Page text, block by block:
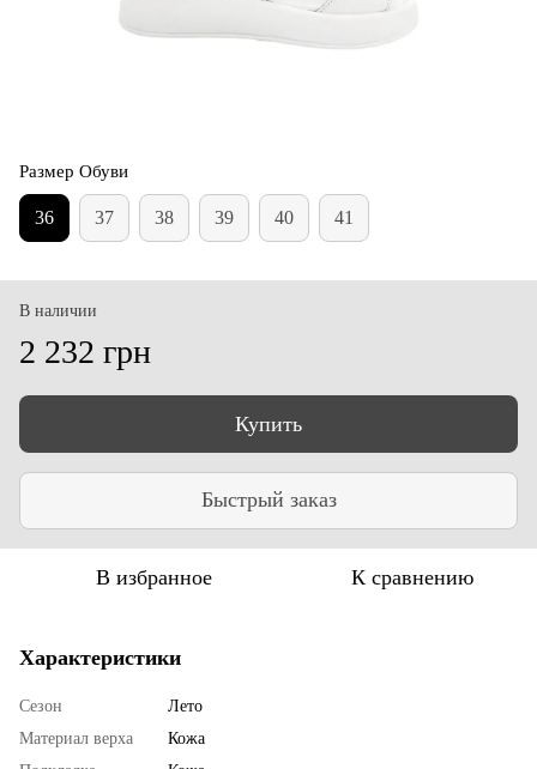
Размер Обуви
36 37 38 39 40 41
В наличии
2 232 грн
Купить
Быстрый заказ
В избранное К сравнению
Характеристики
Сезон
Лето
Материал верха
Кожа